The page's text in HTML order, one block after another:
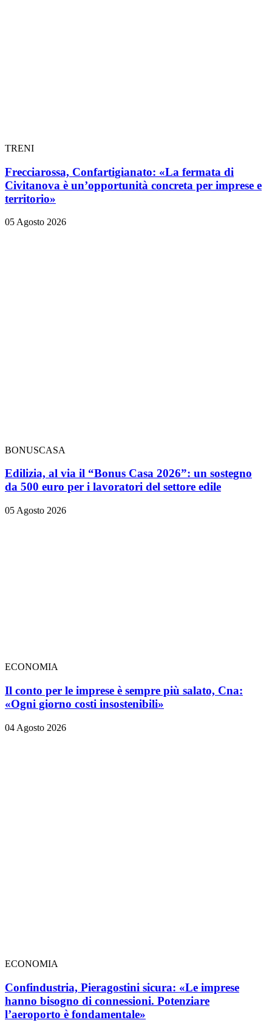
TRENI
Frecciarossa, Confartigianato: «La fermata di
Civitanova è un’opportunità concreta per imprese e
territorio»
05 Agosto 2026
BONUSCASA
Edilizia, al via il “Bonus Casa 2026”: un sostegno
da 500 euro per i lavoratori del settore edile
05 Agosto 2026
ECONOMIA
Il conto per le imprese è sempre più salato, Cna:
«Ogni giorno costi insostenibili»
04 Agosto 2026
ECONOMIA
Confindustria, Pieragostini sicura: «Le imprese
hanno bisogno di connessioni. Potenziare
l’aeroporto è fondamentale»